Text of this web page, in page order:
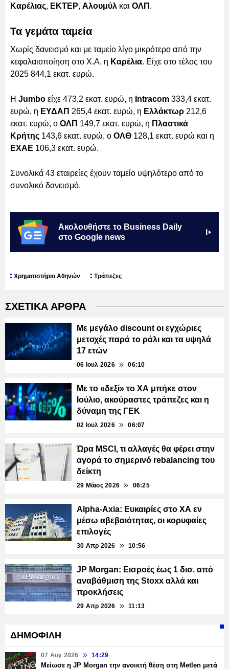
Καρέλιας, ΕΚΤΕΡ, Αλουμύλ και ΟΛΠ .
Τα γεμάτα ταμεία
Χωρίς δανεισμό και με ταμείο λίγο μικρότερο από την
κεφαλαιοποίηση στο Χ.Α. η Καρέλια. Είχε στο τέλος του
2025 844,1 εκατ. ευρώ.
Η Jumbo είχε 473,2 εκατ. ευρώ, η Intracom 333,4 εκατ.
ευρώ, η ΕΥΔΑΠ 265,4 εκατ. ευρώ, η Ελλάκτωρ 212,6
εκατ. ευρώ, ο ΟΛΠ 149,7 εκατ. ευρώ, η Πλαστικά
Κρήτης 143,6 εκατ. ευρώ, ο ΟΛΘ 128,1 εκατ. ευρώ και η
ΕΧΑΕ 106,3 εκατ. ευρώ.
Συνολικά 43 εταιρείες έχουν ταμείο υψηλότερο από το
συνολικό δανεισμό.
Ακολουθήστε το Business Daily
στο Google news
Χρηματιστήριο Αθηνών Τράπεζες
ΣΧΕΤΙΚΑ ΑΡΘΡΑ
Με μεγάλο discount οι εγχώριες
μετοχές παρά το ράλι και τα υψηλά
17 ετών
06 Ιουλ 2026 06:10
Με το «δεξί» το ΧΑ μπήκε στον
Ιούλιο, ακούραστες τράπεζες και η
δύναμη της ΓΕΚ
02 Ιουλ 2026 06:07
Ώρα MSCI, τι αλλαγές θα φέρει στην
αγορά το σημερινό rebalancing του
δείκτη
29 Μάιος 2026 06:25
Alpha-Axia: Ευκαιρίες στο ΧΑ εν
μέσω αβεβαιότητας, οι κορυφαίες
επιλογές
30 Απρ 2026 10:56
JP Morgan: Εισροές έως 1 δισ. από
αναβάθμιση της Stoxx αλλά και
προκλήσεις
29 Απρ 2026 11:13
ΔΗΜΟΦΙΛΗ
07 Αυγ 2026 14:29
Μείωσε η JP Morgan την ανοικτή θέση στη Metlen μετά